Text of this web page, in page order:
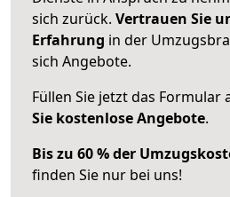
sich zurück. Vertrauen Sie
Erfahrung in der
sich Angebote.
Füllen Sie jetzt das Formular
Sie kostenlose Angebote.
Bis zu 60 % der
finden Sie nur bei uns!